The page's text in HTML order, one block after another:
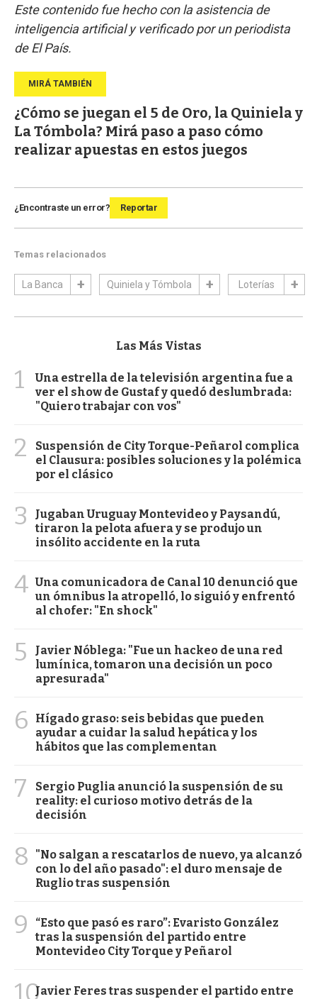
Este contenido fue hecho con la asistencia de
inteligencia artificial y verificado por un periodista
de El País.
¿Cómo se juegan el 5 de Oro, la Quiniela y
La Tómbola? Mirá paso a paso cómo
realizar apuestas en estos juegos
¿Encontraste un error? Reportar
Temas relacionados
La Banca Quiniela y Tómbola Loterías
Las Más Vistas
1
Una estrella de la televisión argentina fue a
ver el show de Gustaf y quedó deslumbrada:
"Quiero trabajar con vos"
2
Suspensión de City Torque-Peñarol complica
el Clausura: posibles soluciones y la polémica
por el clásico
3
Jugaban Uruguay Montevideo y Paysandú,
tiraron la pelota afuera y se produjo un
insólito accidente en la ruta
4 Una comunicadora de Canal 10 denunció que
un ómnibus la atropelló, lo siguió y enfrentó
al chofer: "En shock"
5
Javier Nóblega: "Fue un hackeo de una red
lumínica, tomaron una decisión un poco
apresurada"
6
Hígado graso: seis bebidas que pueden
ayudar a cuidar la salud hepática y los
hábitos que las complementan
7
Sergio Puglia anunció la suspensión de su
reality: el curioso motivo detrás de la
decisión
8
"No salgan a rescatarlos de nuevo, ya alcanzó
con lo del año pasado": el duro mensaje de
Ruglio tras suspensión
9
“Esto que pasó es raro”: Evaristo González
tras la suspensión del partido entre
Montevideo City Torque y Peñarol
10Javier Feres tras suspender el partido entre